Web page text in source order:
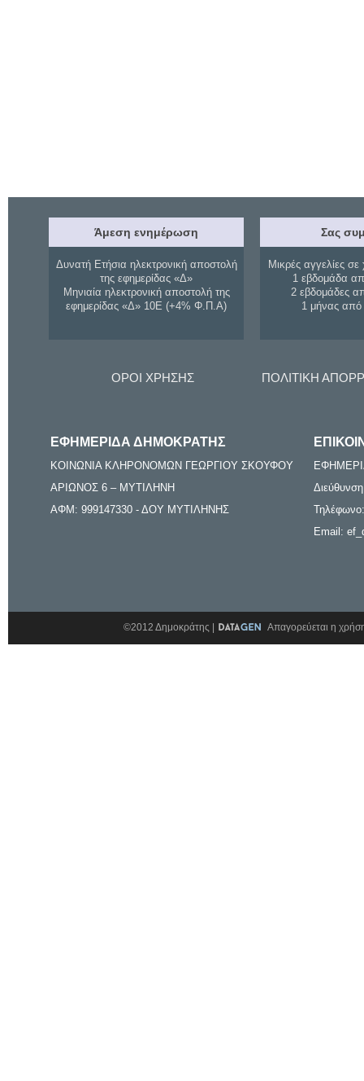
Άμεση ενημέρωση
Δυνατή Ετήσια ηλεκτρονική αποστολή
της εφημερίδας «Δ»
Μηνιαία ηλεκτρονική αποστολή της
εφημερίδας «Δ» 10Ε (+4% Φ.Π.Α)
Σας
Μικρές αγγελίες σε
1 εβδομάδα
2 εβδομάδες
1 μήνας
ΟΡΟΙ ΧΡΗΣΗΣ ΠΟΛΙΤΙΚΗ
ΕΦΗΜΕΡΙΔΑ ΔΗΜΟΚΡΑΤΗΣ
ΚΟΙΝΩΝΙΑ ΚΛΗΡΟΝΟΜΩΝ ΓΕΩΡΓΙΟΥ ΣΚΟΥΦΟΥ
ΑΡΙΩΝΟΣ 6 – ΜΥΤΙΛΗΝΗ
ΑΦΜ: 999147330 - ΔΟΥ ΜΥΤΙΛΗΝΗΣ
Email:
©2012 Δημοκράτης | Απαγορεύεται η